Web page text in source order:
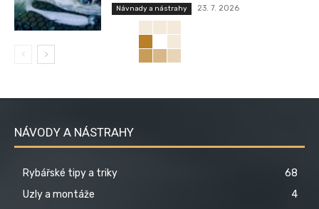
Návnady a nástrahy 23. 7. 2026
NÁVODY A NÁSTRAHY
Rybářské tipy a triky
68
Uzly a montáže
4